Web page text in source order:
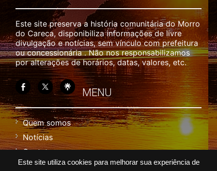
Este site utiliza cookies para melhorar sua experiência de
Este site preserva a história comunitária do Morro
do Careca, disponibiliza informações de livre
divulgação e notícias, sem vínculo com prefeitura
ou concessionária . Não nos responsabilizamos
por alterações de horários, datas, valores, etc.
MENU
Quem somos
Notícias
Contato
Política